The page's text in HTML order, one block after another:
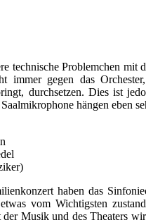
technische Problemchen mit
immer gegen das
durchsetzen. Dies ist
hängen eben
haben das
vom Wichtigsten
Musik und des Theaters